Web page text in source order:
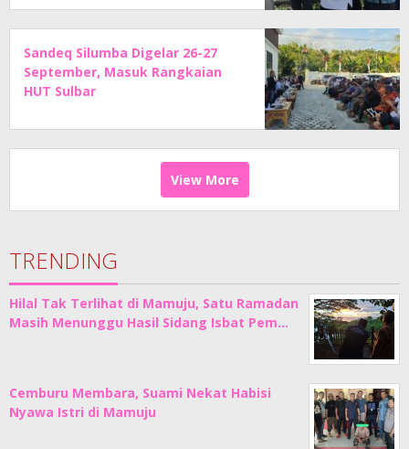
Sandeq Silumba Digelar 26-27
September, Masuk Rangkaian
HUT Sulbar
View More
TRENDING
Hilal Tak Terlihat di Mamuju, Satu Ramadan
Masih Menunggu Hasil Sidang Isbat Pem…
Cemburu Membara, Suami Nekat Habisi
Nyawa Istri di Mamuju